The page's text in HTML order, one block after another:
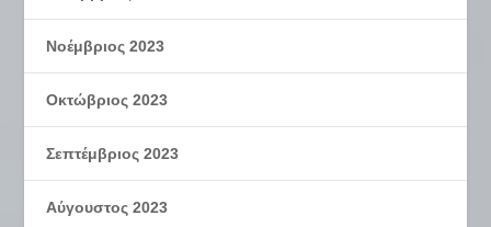
Νοέμβριος 2023
Οκτώβριος 2023
Σεπτέμβριος 2023
Αύγουστος 2023